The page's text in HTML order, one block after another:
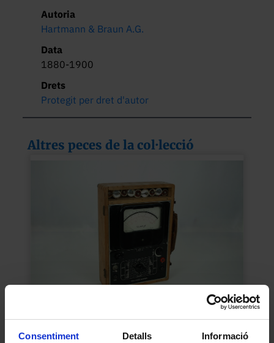
Consentiment Detalls Informació
Autoria
Hartmann & Braun A.G.
Data
1880-1900
Drets
Protegit per dret d'autor
Altres peces de la col·lecció
Multímetre analògic portàtil
Desconegut